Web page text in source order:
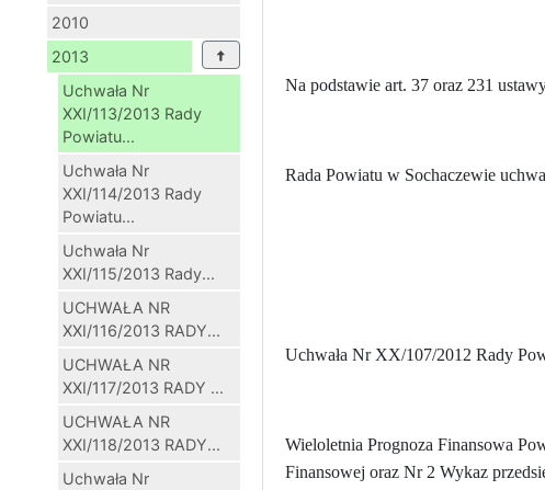
2010
2013
Uchwała Nr
XXI/113/2013 Rady
Powiatu...
Uchwała Nr
XXI/114/2013 Rady
Powiatu...
Uchwała Nr
XXI/115/2013 Rady...
UCHWAŁA NR
XXI/116/2013 RADY...
UCHWAŁA NR
XXI/117/2013 RADY ...
UCHWAŁA NR
XXI/118/2013 RADY...
Uchwała Nr
Na podstawie art. 37 oraz 231
Rada Powiatu w Sochaczewie
Uchwała Nr XX/107/2012 Rady
Wieloletnia Prognoza Finansowa
Finansowej oraz Nr 2 Wykaz